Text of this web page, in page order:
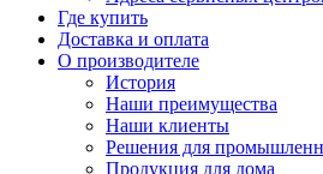
Где купить
Доставка и оплата
О производителе
История
Наши преимущества
Наши клиенты
Решения для
Продукция для дома